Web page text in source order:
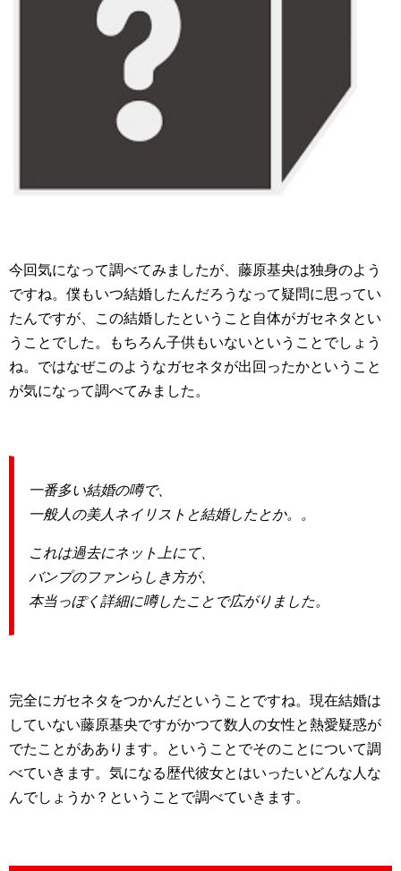
今回気になって調べてみましたが、藤原基央は独身のよう
ですね。僕もいつ結婚したんだろうなって疑問に思ってい
たんですが、この結婚したということ自体がガセネタとい
うことでした。もちろん子供もいないということでしょう
ね。ではなぜこのようなガセネタが出回ったかということ
が気になって調べてみました。
一番多い結婚の噂で、
一般人の美人ネイリストと結婚したとか。。
これは過去にネット上にて、
バンプのファンらしき方が、
本当っぽく詳細に噂したことで広がりました。
完全にガセネタをつかんだということですね。現在結婚は
していない藤原基央ですがかつて数人の女性と熱愛疑惑が
でたことがああります。ということでそのことについて調
べていきます。気になる歴代彼女とはいったいどんな人な
んでしょうか？ということで調べていきます。